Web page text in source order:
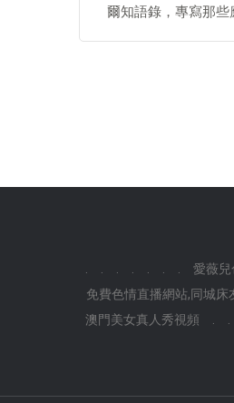
爾知語錄，專寫那
愛薇
免費色情直播網站,同城床
澳門美女真人秀視頻